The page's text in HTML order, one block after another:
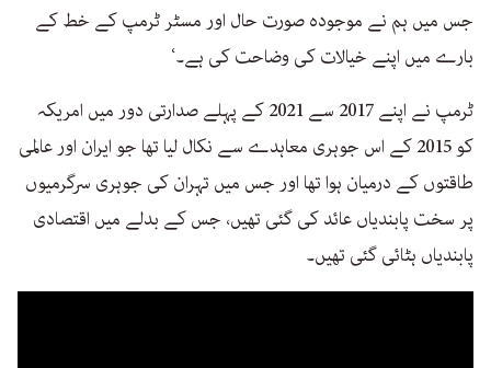
جس میں ہم نے موجودہ صورت حال اور مسٹر ٹرمپ کے خط کے
بارے میں اپنے خیالات کی وضاحت کی ہے۔‘
ٹرمپ نے اپنے 2017 سے 2021 کے پہلے صدارتی دور میں امریکہ
کو 2015 کے اس جوہری معاہدے سے نکال لیا تھا جو ایران اور عالمی
طاقتوں کے درمیان ہوا تھا اور جس میں تہران کی جوہری سرگرمیوں
پر سخت پابندیاں عائد کی گئی تھیں، جس کے بدلے میں اقتصادی
پابندیاں ہٹائی گئی تھیں۔